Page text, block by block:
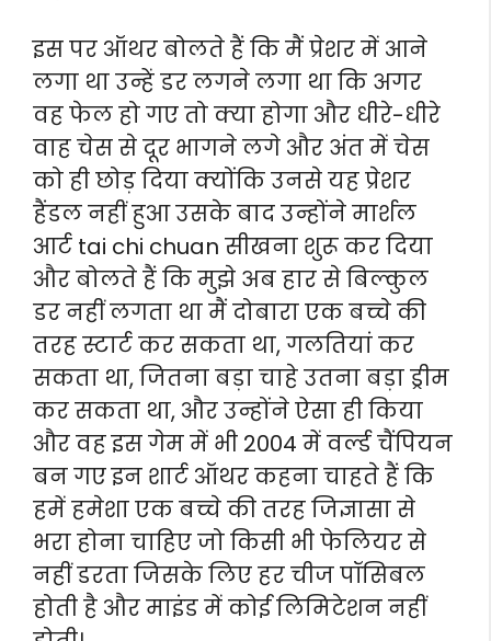
इस पर ऑथर बोलते हैं कि मैं प्रेशर में आने
लगा था उन्हें डर लगने लगा था कि अगर
वह फेल हो गए तो क्या होगा और धीरे-धीरे
वाह चेस से दूर भागने लगे और अंत में चेस
को ही छोड़ दिया क्योंकि उनसे यह प्रेशर
हैंडल नहीं हुआ उसके बाद उन्होंने मार्शल
आर्ट tai chi chuan सीखना शुरू कर दिया
और बोलते हैं कि मुझे अब हार से बिल्कुल
डर नहीं लगता था मैं दोबारा एक बच्चे की
तरह स्टार्ट कर सकता था, गलतियां कर
सकता था, जितना बड़ा चाहे उतना बड़ा ड्रीम
कर सकता था, और उन्होंने ऐसा ही किया
और वह इस गेम में भी 2004 में वर्ल्ड चैंपियन
बन गए इन शार्ट ऑथर कहना चाहते हैं कि
हमें हमेशा एक बच्चे की तरह जिज्ञासा से
भरा होना चाहिए जो किसी भी फेलियर से
नहीं डरता जिसके लिए हर चीज पॉसिबल
होती है और माइंड में कोई लिमिटेशन नहीं